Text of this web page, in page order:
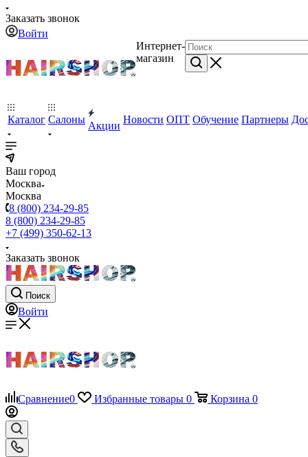
Заказать звонок
Войти
Интернет-
магазин
Каталог Салоны
Акции
Новости ОПТ Обучение Партнеры
Ваш город
Москва
Москва
8 (800) 234-29-85
8 (800) 234-29-85
+7 (499) 350-62-13
Заказать звонок
Поиск
Войти
Сравнение0 Избранные товары 0 Корзина 0